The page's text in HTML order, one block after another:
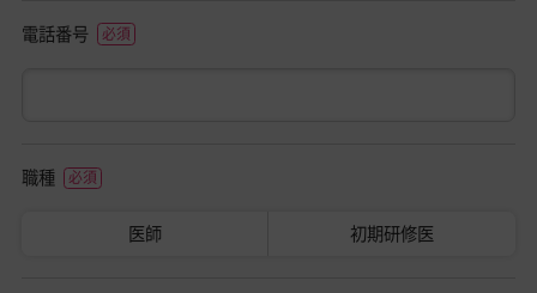
電話番号
職種
医師 初期研修医